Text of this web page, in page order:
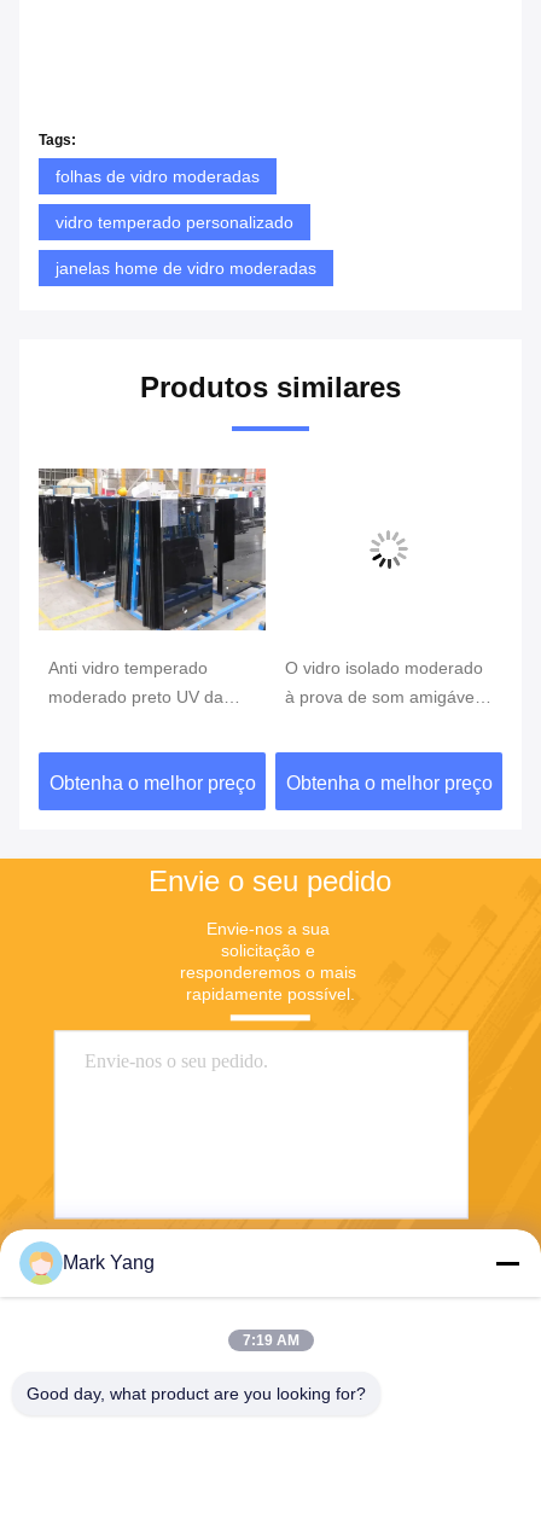
Tags:
folhas de vidro moderadas
vidro temperado personalizado
janelas home de vidro moderadas
Produtos similares
Anti vidro temperado
moderado preto UV da
6mm do vidro/
Obtenha o melhor preço
O vidro isolado moderado
à prova de som amigável
moderado feito sob
encomenda
Obtenha o melhor preço
Envie o seu pedido
Envie-nos a sua
solicitação e
responderemos o mais
rapidamente possível.
Mark Yang
7:19 AM
Good day, what product are you looking for?